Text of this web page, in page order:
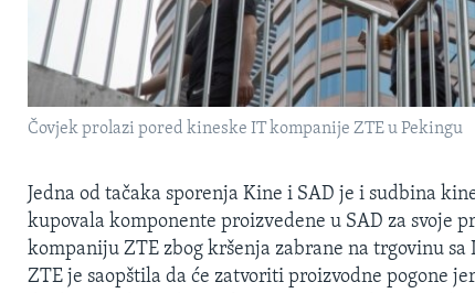
Čovjek prolazi pored kineske IT kompanije ZTE u Pekingu
Jedna od tačaka sporenja Kine i SAD je i sudbina
kupovala komponente proizvedene u SAD za svoje
kompaniju ZTE zbog kršenja zabrane na trgovinu
ZTE je saopštila da će zatvoriti proizvodne pogone